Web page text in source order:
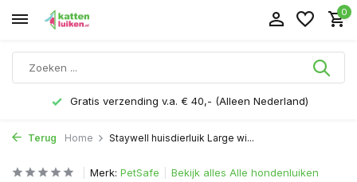
0
Voor 16.00 uur besteld, morgen in huis
Terug Home Staywell huisdierluik Large wi...
Merk: PetSafe Bekijk alles Alle hondenluiken